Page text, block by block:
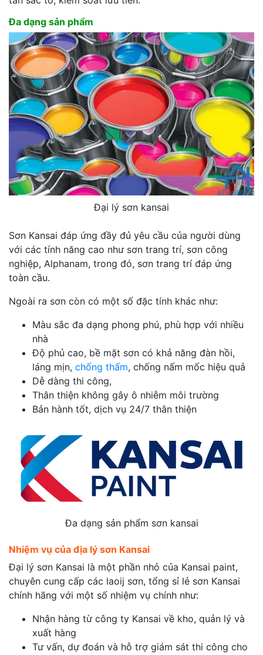
Đa dạng sản phẩm
Đại lý sơn kansai
Sơn Kansai đáp ứng đầy đủ yêu cầu của người dùng
với các tính năng cao như sơn trang trí, sơn công
nghiệp, Alphanam, trong đó, sơn trang trí đáp ứng
toàn cầu.
Ngoài ra sơn còn có một số đặc tính khác như:
Màu sắc đa dạng phong phú, phù hợp với nhiều
nhà
Độ phủ cao, bề mặt sơn có khả năng đàn hồi,
láng mịn, chống thấm, chống nấm mốc hiệu quả
Dễ dàng thi công,
Thân thiện không gây ô nhiễm môi trường
Bản hành tốt, dịch vụ 24/7 thân thiện
Đa dạng sản phẩm sơn kansai
Nhiệm vụ của địa lý sơn Kansai
Đại lý sơn Kansai là một phần nhỏ của Kansai paint,
chuyên cung cấp các laoij sơn, tổng sỉ lẻ sơn Kansai
chính hãng với một số nhiệm vụ chính như:
Nhận hàng từ công ty Kansai về kho, quản lý và
xuất hàng
Tư vấn, dự đoán và hỗ trợ giám sát thi công cho